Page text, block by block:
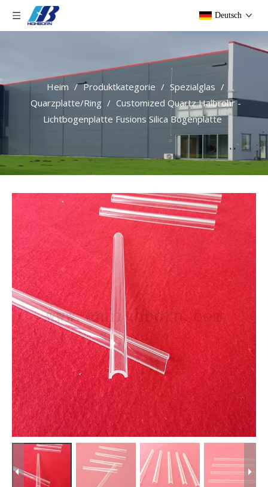
Deutsch
Heim / Produktkategorie / Spezialglas /
Quarzplatte/Ring / Customized Quartz Halbrohr -
Lichtbogenplatte Fusions Silica Bogenplatte